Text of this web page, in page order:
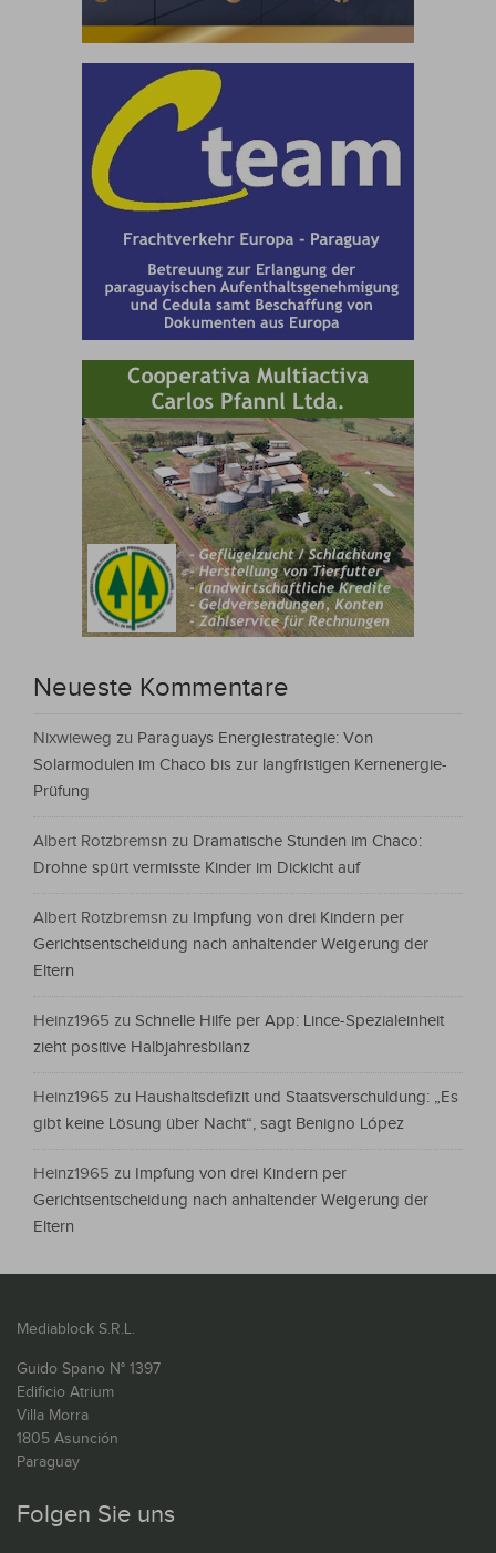
Neueste Kommentare
Nixwieweg zu Paraguays Energiestrategie: Von
Solarmodulen im Chaco bis zur langfristigen Kernenergie-
Prüfung
Albert Rotzbremsn zu Dramatische Stunden im Chaco:
Drohne spürt vermisste Kinder im Dickicht auf
Albert Rotzbremsn zu Impfung von drei Kindern per
Gerichtsentscheidung nach anhaltender Weigerung der
Eltern
Heinz1965 zu Schnelle Hilfe per App: Lince-Spezialeinheit
zieht positive Halbjahresbilanz
Heinz1965 zu Haushaltsdefizit und Staatsverschuldung: „Es
gibt keine Lösung über Nacht“, sagt Benigno López
Heinz1965 zu Impfung von drei Kindern per
Gerichtsentscheidung nach anhaltender Weigerung der
Eltern
Mediablock S.R.L.
Guido Spano N° 1397
Edificio Atrium
Villa Morra
1805 Asunción
Paraguay
Folgen Sie uns